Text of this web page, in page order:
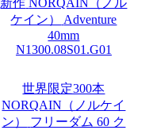
新作 NORQAIN（ノル
ケイン）
Adventure
40mm
N1300.08S01.G01
世界限定300本
NORQAIN（ノルケイ
ン）
フリーダム 60 ク